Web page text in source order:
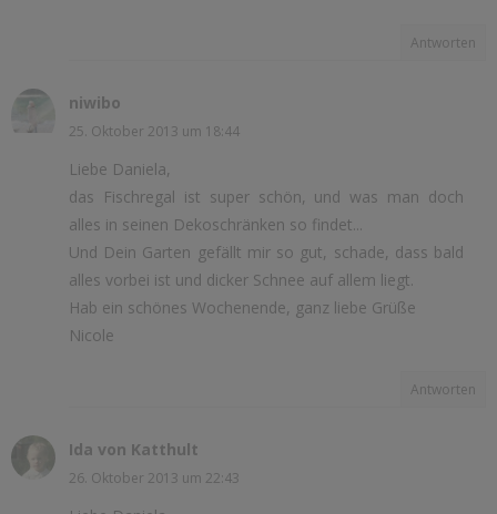
Antworten
niwibo
25. Oktober 2013 um 18:44
Liebe Daniela,
das Fischregal ist super schön, und was man doch
alles in seinen Dekoschränken so findet...
Und Dein Garten gefällt mir so gut, schade, dass bald
alles vorbei ist und dicker Schnee auf allem liegt.
Hab ein schönes Wochenende, ganz liebe Grüße
Nicole
Antworten
Ida von Katthult
26. Oktober 2013 um 22:43